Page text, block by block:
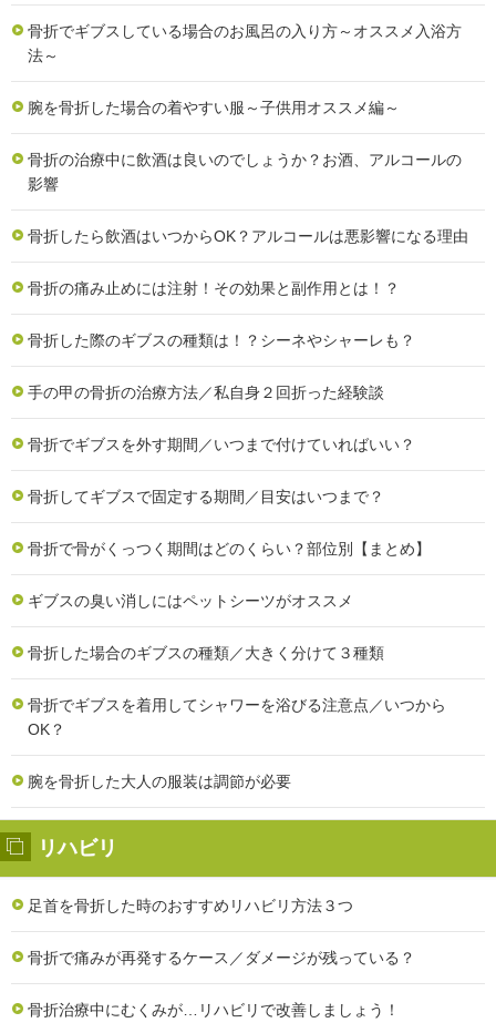
骨折でギブスしている場合のお風呂の入り方～オススメ入浴方
法～
腕を骨折した場合の着やすい服～子供用オススメ編～
骨折の治療中に飲酒は良いのでしょうか？お酒、アルコールの
影響
骨折したら飲酒はいつからOK？アルコールは悪影響になる理由
骨折の痛み止めには注射！その効果と副作用とは！？
骨折した際のギブスの種類は！？シーネやシャーレも？
手の甲の骨折の治療方法／私自身２回折った経験談
骨折でギブスを外す期間／いつまで付けていればいい？
骨折してギブスで固定する期間／目安はいつまで？
骨折で骨がくっつく期間はどのくらい？部位別【まとめ】
ギブスの臭い消しにはペットシーツがオススメ
骨折した場合のギブスの種類／大きく分けて３種類
骨折でギブスを着用してシャワーを浴びる注意点／いつから
OK？
腕を骨折した大人の服装は調節が必要
リハビリ
足首を骨折した時のおすすめリハビリ方法３つ
骨折で痛みが再発するケース／ダメージが残っている？
骨折治療中にむくみが…リハビリで改善しましょう！